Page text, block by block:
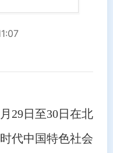
日至30日在北
代中国特色社会